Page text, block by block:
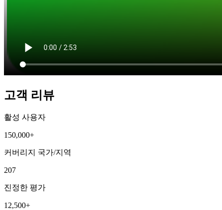
고객 리뷰
활성 사용자
150,000+
커버리지 국가/지역
207
진정한 평가
12,500+